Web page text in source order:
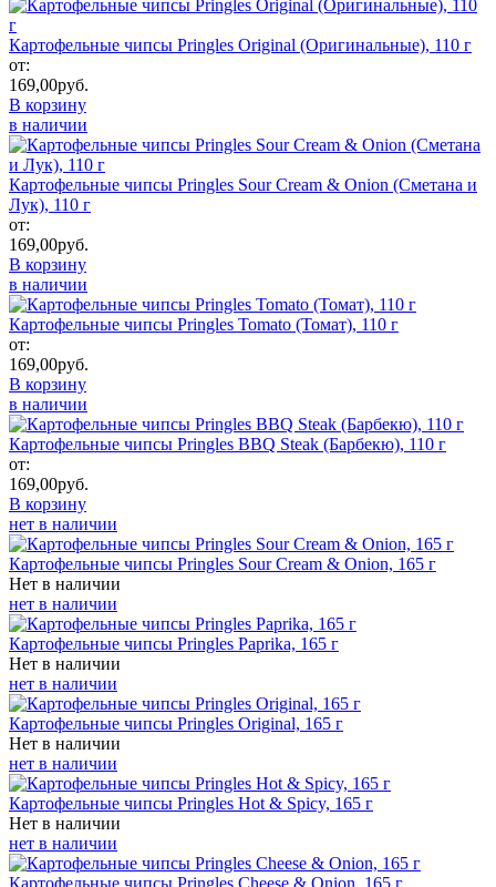
Картофельные чипсы Pringles Original (Оригинальные), 110 г
от:
169,00руб.
В корзину
в наличии
Картофельные чипсы Pringles Sour Cream & Onion (Сметана и
Лук), 110 г
от:
169,00руб.
В корзину
в наличии
Картофельные чипсы Pringles Tomato (Томат), 110 г
от:
169,00руб.
В корзину
в наличии
Картофельные чипсы Pringles BBQ Steak (Барбекю), 110 г
от:
169,00руб.
В корзину
нет в наличии
Картофельные чипсы Pringles Sour Cream & Onion, 165 г
Нет в наличии
нет в наличии
Картофельные чипсы Pringles Paprika, 165 г
Нет в наличии
нет в наличии
Картофельные чипсы Pringles Original, 165 г
Нет в наличии
нет в наличии
Картофельные чипсы Pringles Hot & Spicy, 165 г
Нет в наличии
нет в наличии
Картофельные чипсы Pringles Cheese & Onion, 165 г